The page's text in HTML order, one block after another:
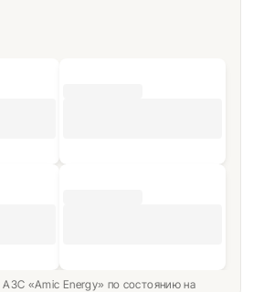
«Amic Energy» по состоянию на